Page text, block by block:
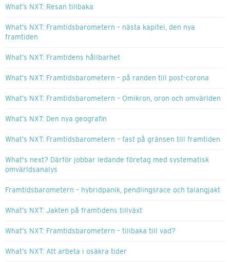
What’s NXT: Resan tillbaka
What’s NXT: Framtidsbarometern – nästa kapitel, den nya
framtiden
What’s NXT: Framtidens hållbarhet
What’s NXT: Framtidsbarometern – på randen till post-corona
What’s NXT: Framtidsbarometern – Omikron, oron och omvärlden
What’s NXT: Den nya geografin
What’s NXT: Framtidsbarometern – fast på gränsen till framtiden
What's next? Därför jobbar ledande företag med systematisk
omvärldsanalys
Framtidsbarometern – hybridpanik, pendlingsrace och talangjakt
What’s NXT: Jakten på framtidens tillväxt
What’s NXT: Framtidsbarometern – tillbaka till vad?
What’s NXT: Att arbeta i osäkra tider